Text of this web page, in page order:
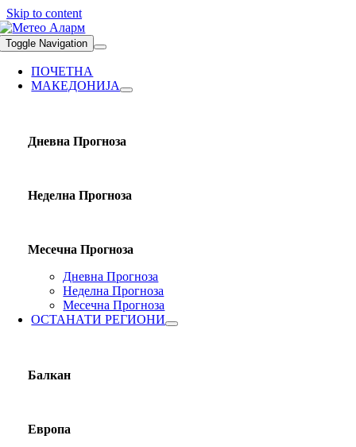
Skip to content
Toggle Navigation
ПОЧЕТНА
МАКЕДОНИЈА
Дневна Прогноза
Неделна Прогноза
Месечна Прогноза
Дневна Прогноза
Неделна Прогноза
Месечна Прогноза
ОСТАНАТИ РЕГИОНИ
Балкан
Европа